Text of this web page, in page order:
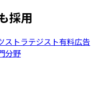
採用
ストラテジスト有料広告
分野